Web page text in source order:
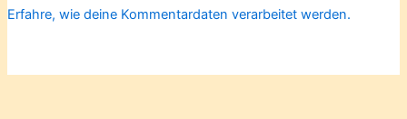
Erfahre, wie deine Kommentardaten verarbeitet werden.